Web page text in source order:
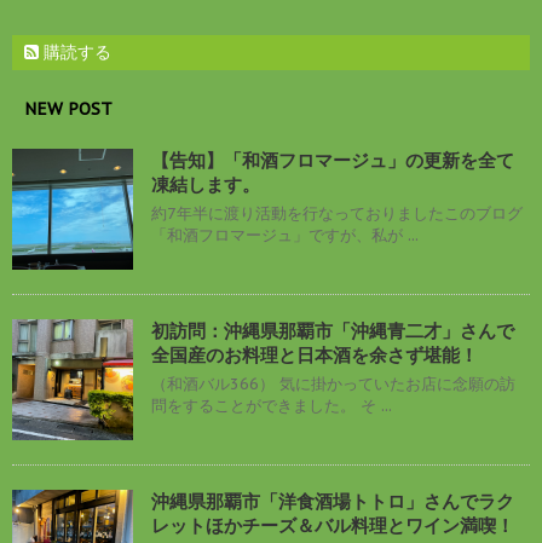
購読する
NEW POST
【告知】「和酒フロマージュ」の更新を全て
凍結します。
約7年半に渡り活動を行なっておりましたこのブログ
「和酒フロマージュ」ですが、私が ...
初訪問：沖縄県那覇市「沖縄青二才」さんで
全国産のお料理と日本酒を余さず堪能！
（和酒バル366） 気に掛かっていたお店に念願の訪
問をすることができました。 そ ...
沖縄県那覇市「洋食酒場トトロ」さんでラク
レットほかチーズ＆バル料理とワイン満喫！